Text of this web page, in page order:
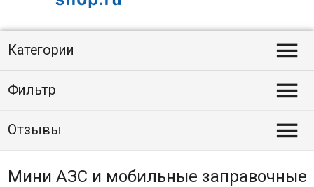
Категории 
Фильтр 
Отзывы 
Мини АЗС и мобильные заправочные